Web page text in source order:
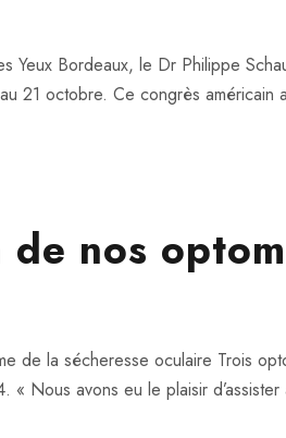
Yeux Bordeaux, le Dr Philippe
21 octobre. Ce congrès
nos
de la sécheresse oculaire Trois
Nous avons eu le plaisir